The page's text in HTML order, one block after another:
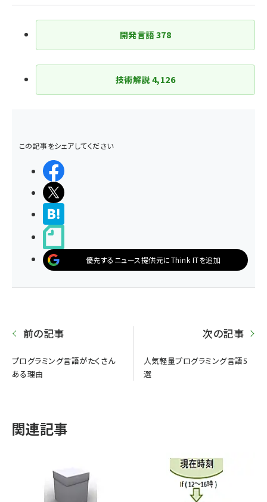
開発言語378
技術解説 4,126
この記事をシェアしてください
優先するニュース提供元にThink ITを追加
前の記事
プログラミング言語がたくさん
ある理由
次の記事
人気軽量プログラミング言語5
選
関連記事